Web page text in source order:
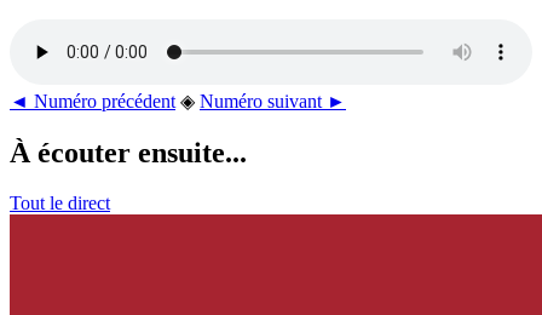
◄ Numéro précédent ◈ Numéro suivant ►
À écouter ensuite...
Tout le direct